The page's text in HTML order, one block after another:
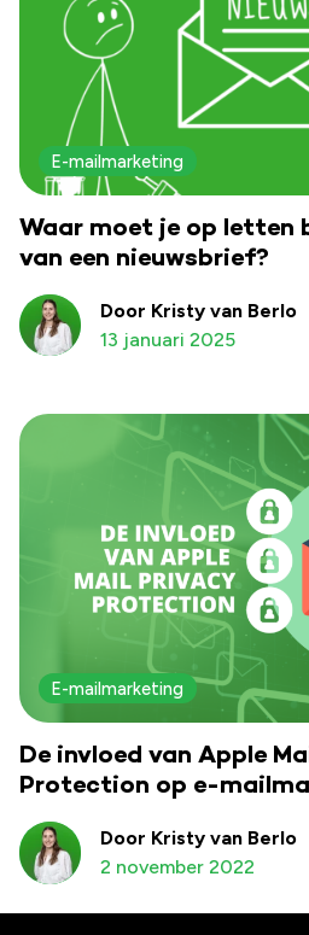
E-mailmarketing
Waar moet je op letten
van een nieuwsbrief?
Door Kristy van Berlo
13 januari 2025
E-mailmarketing
De invloed van Apple
Protection op e-
Door Kristy van Berlo
2 november 2022